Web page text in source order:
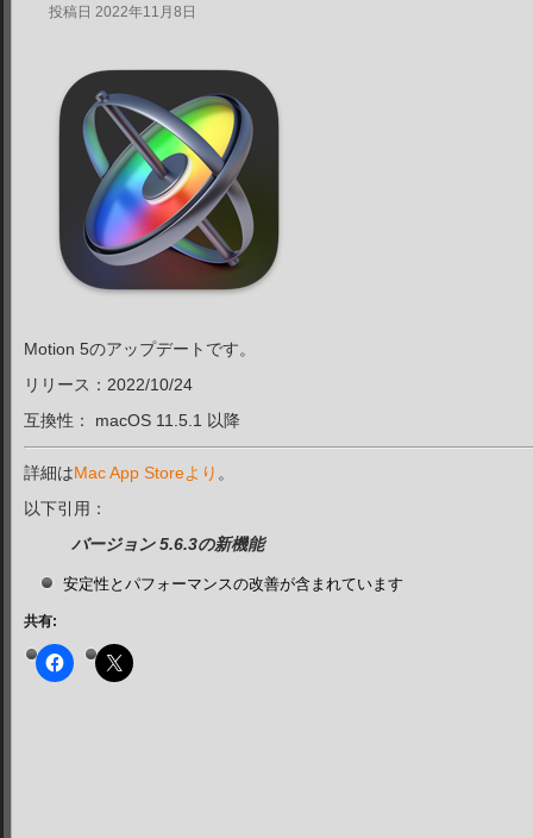
投稿日 2022年11月8日
Motion 5のアップデートです。
リリース：2022/10/24
互換性： macOS 11.5.1 以降
詳細はMac App Storeより 。
以下引用：
バージョン 5.6.3の新機能
安定性とパフォーマンスの改善が含まれています
共有: